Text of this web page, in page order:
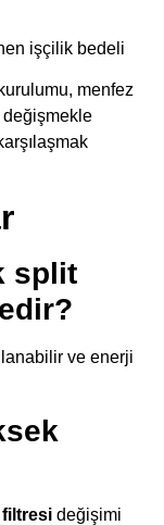
işçilik bedeli
menfez
değişmekle
split
ve enerji
filtresi değişimi